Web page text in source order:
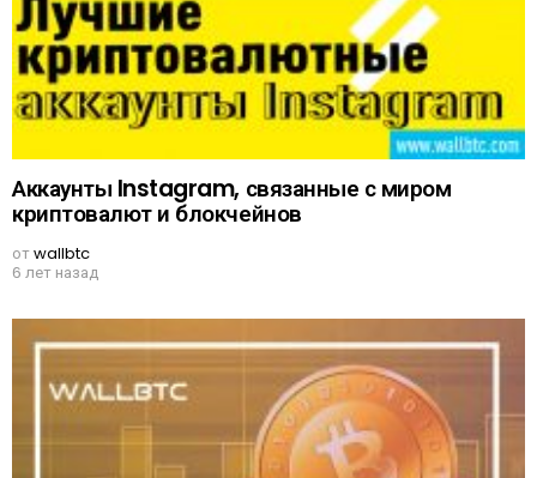
Аккаунты Instagram, связанные с миром
криптовалют и блокчейнов
отwallbtc
6 лет назад